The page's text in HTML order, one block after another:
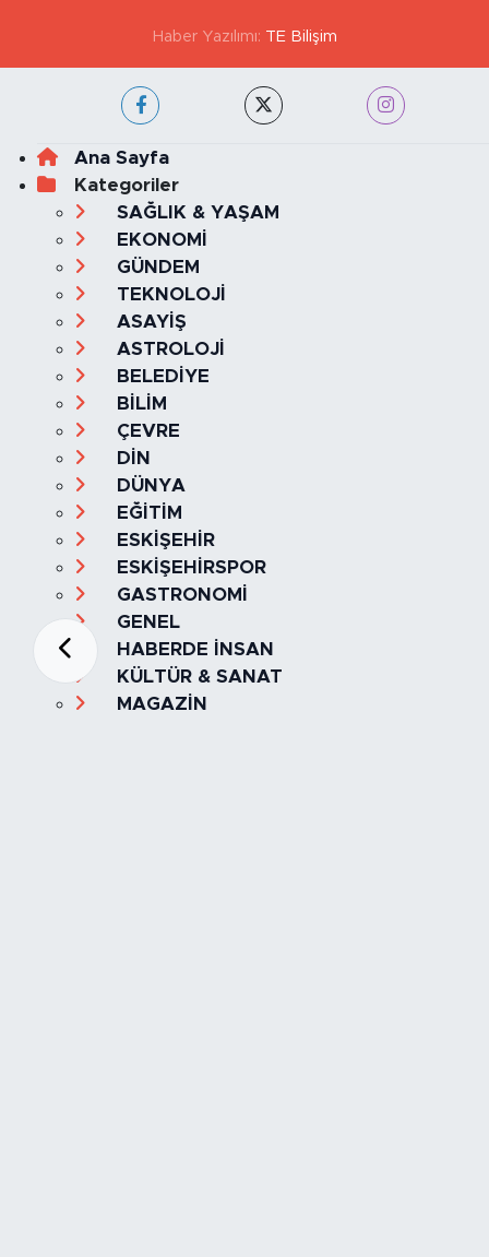
Haber Yazılımı: TE Bilişim
Ana Sayfa
Kategoriler
SAĞLIK & YAŞAM
EKONOMİ
GÜNDEM
TEKNOLOJİ
ASAYİŞ
ASTROLOJİ
BELEDİYE
BİLİM
ÇEVRE
DİN
DÜNYA
EĞİTİM
ESKİŞEHİR
ESKİŞEHİRSPOR
GASTRONOMİ
GENEL
HABERDE İNSAN
KÜLTÜR & SANAT
MAGAZİN